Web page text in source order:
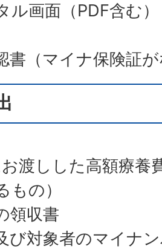
ル画面（PDF含む
書（マイナ保険証
渡しした高額療養
もの）
領収書
び対象者のマイナ